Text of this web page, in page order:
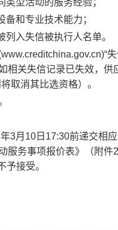
型活动的服务经验；
和专业技术能力；
入失信被执行人名单。
相关失信记录已失效，
取消其比选资格）。
3月10日17:30前递交相
服务事项报价表》（附
予接受。